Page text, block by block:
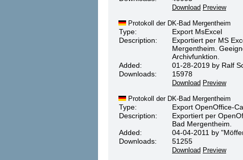
Download Preview
Protokoll der DK-Bad Mergentheim
Type:
Export MsExcel
Description:
Exportiert per MS
Mergentheim.
Archivfunktion.
Added:
01-28-2019 by Ralf
Downloads:
15978
Download Preview
Protokoll der DK-Bad Mergentheim
Type:
Export OpenOffice-
Description:
Exportiert per
Bad Mergentheim.
Added:
04-04-2011 by
Downloads:
51255
Download Preview